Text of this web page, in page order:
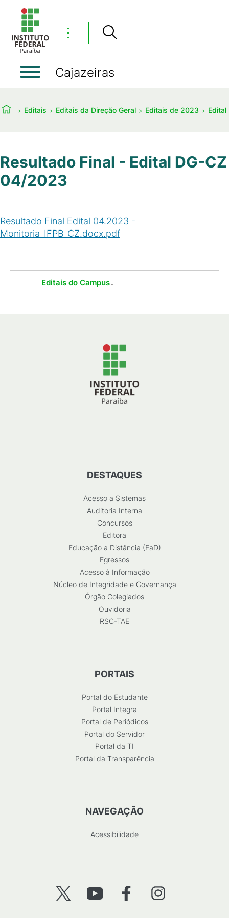
⋮
Cajazeiras
Editais Editais da Direção Geral Editais de 2023
Resultado Final - Edital DG-CZ
04/2023
Resultado Final Edital 04.2023 -
Monitoria_IFPB_CZ.docx.pdf
Editais do Campus.
DESTAQUES
Acesso a Sistemas
Auditoria Interna
Concursos
Editora
Educação a Distância (EaD)
Egressos
Acesso à Informação
Núcleo de Integridade e Governança
Órgão Colegiados
Ouvidoria
RSC-TAE
PORTAIS
Portal do Estudante
Portal Integra
Portal de Periódicos
Portal do Servidor
Portal da TI
Portal da Transparência
NAVEGAÇÃO
Acessibilidade